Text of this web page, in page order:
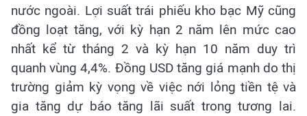
nước ngoài. Lợi suất trái phiếu kho bạc Mỹ cũng
đồng loạt tăng, với kỳ hạn 2 năm lên mức cao
nhất kể từ tháng 2 và kỳ hạn 10 năm duy trì
quanh vùng 4,4%. Đồng USD tăng giá mạnh do thị
trường giảm kỳ vọng về việc nới lỏng tiền tệ và
gia tăng dự báo tăng lãi suất trong tương lai.